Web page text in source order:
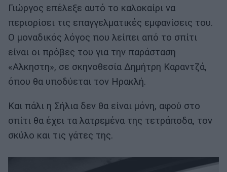
Γιώργος επέλεξε αυτό το καλοκαίρι να
περιορίσει τις επαγγελματικές εμφανίσεις του.
Ο μοναδικός λόγος που λείπει από το σπίτι
είναι οι πρόβες του για την παράσταση
«Αλκηστη», σε σκηνοθεσία Δημήτρη Καραντζά,
όπου θα υποδύεται τον Ηρακλή.
Και πάλι η Σήλια δεν θα είναι μόνη, αφού στο
σπίτι θα έχει τα λατρεμένα της τετράποδα, τον
σκύλο και τις γάτες της.